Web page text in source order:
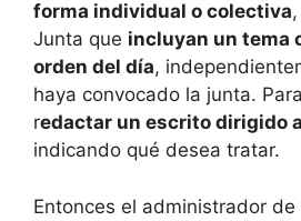
forma individual o colectiva
Junta que incluyan un tema
orden del día,
haya convocado la junta.
redactar un escrito dirigido
indicando qué desea tratar.
Entonces el administrador